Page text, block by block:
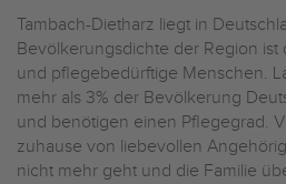
Tambach-Dietharz liegt in
Bevölkerungsdichte der Region ist
und pflegebedürftige Menschen.
mehr als 3% der Bevölkerung
und benötigen einen Pflegegrad.
zuhause von liebevollen
nicht mehr geht und die Familie